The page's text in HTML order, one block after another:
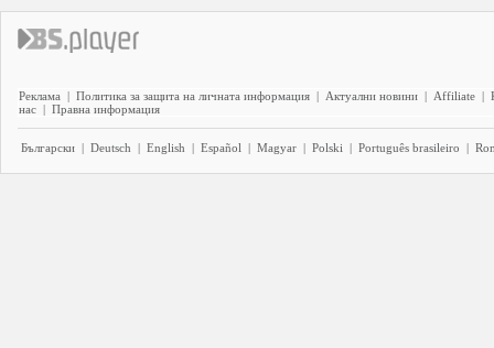
Реклама | Политика за защита на личната информация | Актуални новини | Affiliate |
нас | Правна информация
Български | Deutsch | English | Español | Magyar | Polski | Português brasileiro |